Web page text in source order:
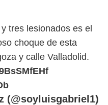
tres lesionados es el
choque de esta
y calle Valladolid.
(@soyluisgabriel1)